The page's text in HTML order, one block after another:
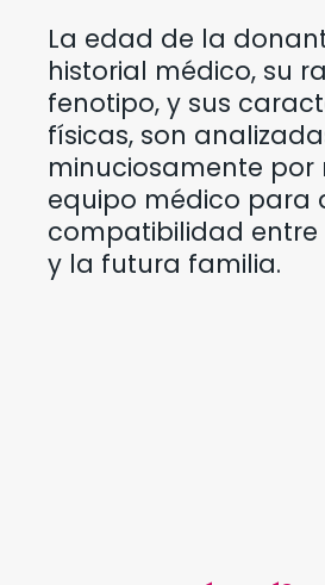
La edad de la
historial médico, su
fenotipo, y sus
físicas, son
minuciosamente por
equipo médico para
compatibilidad
y la futura familia.